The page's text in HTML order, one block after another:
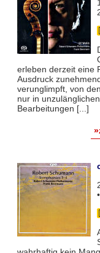
erleben derzeit eine
Ausdruck
verunglimpft, von
nur in
Bearbeitungen [...]